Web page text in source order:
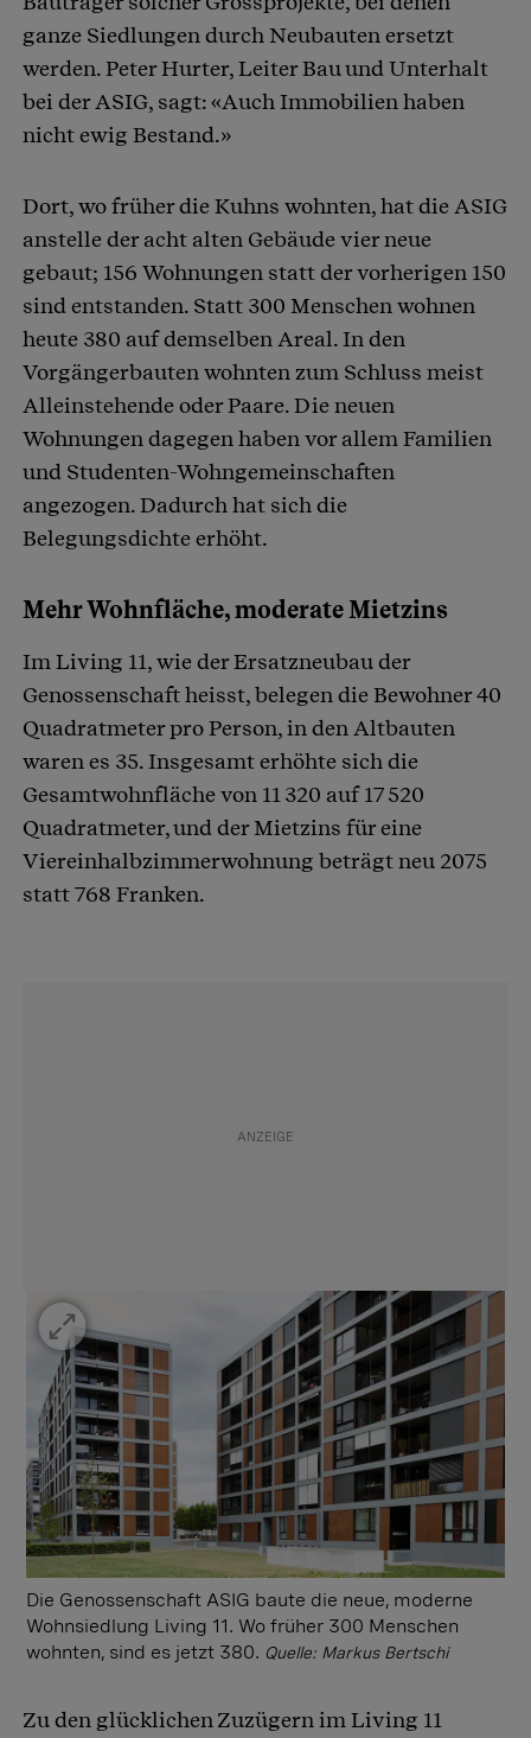
ganze Siedlungen durch Neubauten ersetzt
werden. Peter Hurter, Leiter Bau und Unterhalt
bei der ASIG, sagt: «Auch Immobilien haben
nicht ewig Bestand.»
Dort, wo früher die Kuhns wohnten, hat die ASIG
anstelle der acht alten Gebäude vier neue
gebaut; 156 Wohnungen statt der vorherigen 150
sind entstanden. Statt 300 Menschen wohnen
heute 380 auf demselben Areal. In den
Vorgängerbauten wohnten zum Schluss meist
Alleinstehende oder Paare. Die neuen
Wohnungen dagegen haben vor allem Familien
und Studenten-Wohngemeinschaften
angezogen. Dadurch hat sich die
Belegungsdichte erhöht.
Mehr Wohnfläche, moderate Mietzins
Im Living 11, wie der Ersatzneubau der
Genossenschaft heisst, belegen die Bewohner 40
Quadratmeter pro Person, in den Altbauten
waren es 35. Insgesamt erhöhte sich die
Gesamtwohnfläche von 11 320 auf 17 520
Quadratmeter, und der Mietzins für eine
Viereinhalbzimmerwohnung beträgt neu 2075
statt 768 Franken.
Die Genossenschaft ASIG baute die neue, moderne
Wohnsiedlung Living 11. Wo früher 300 Menschen
wohnten, sind es jetzt 380. Quelle: Markus Bertschi
Zu den glücklichen Zuzügern im Living 11